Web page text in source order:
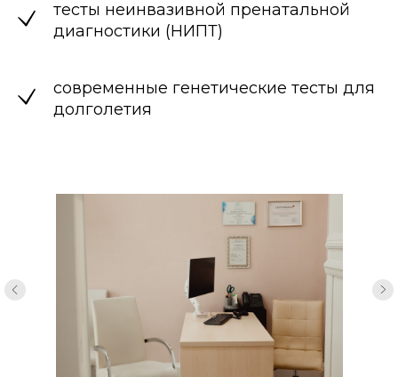
тесты неинвазивной пренатальной
диагностики (НИПТ)
современные генетические тесты для
долголетия